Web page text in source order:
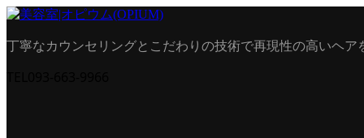
丁寧なカウンセリングとこだわりの技術で再現性の高いヘア